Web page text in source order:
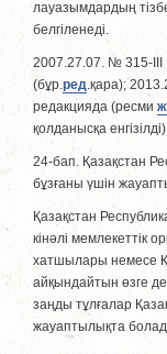
лауазымдардың
белгіленедi.
2007.27.07. № 315-III
(бұр.ред.қара);
редакцияда (ресми
қолданысқа
24-бап. Қазақстан
бұзғаны үшiн
Қазақстан
кiнәлi мемлекеттiк
хатшылары немесе
айқындайтын өзге
заңды тұлғалар
жауаптылықта